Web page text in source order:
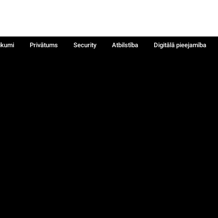
Privātums Security Atbilstība
Digitālā pieejamība